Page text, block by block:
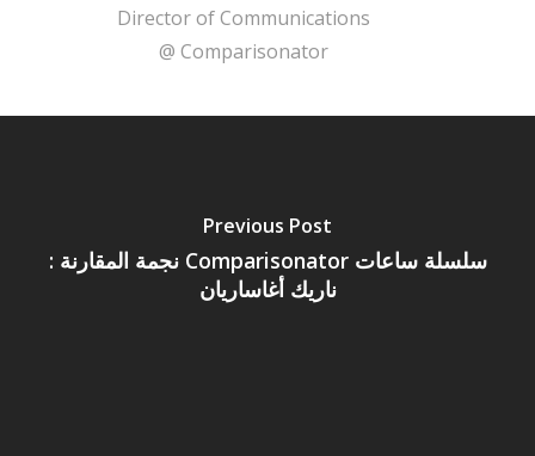
Director of Communications
@ Comparisonator
Previous Post
سلسلة ساعات Comparisonator نجمة المقارنة :
ناريك أغاساريان